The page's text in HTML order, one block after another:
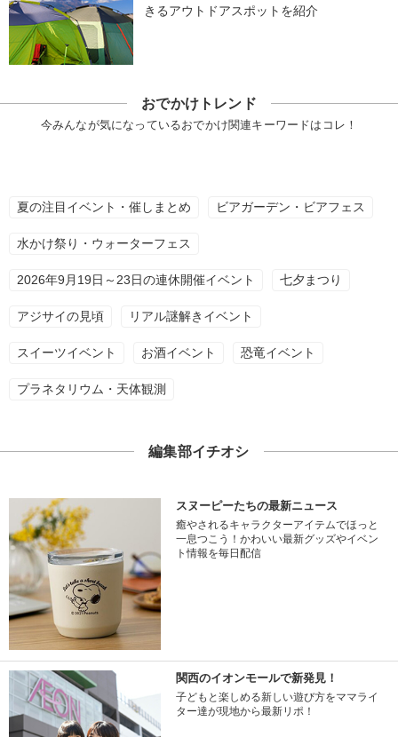
きるアウトドアスポットを紹介
おでかけトレンド
今みんなが気になっているおでかけ関連キーワードはコレ！
夏の注目イベント・催しまとめ ビアガーデン・ビアフェス
水かけ祭り・ウォーターフェス
2026年9月19日～23日の連休開催イベント 七夕まつり
アジサイの見頃 リアル謎解きイベント
スイーツイベント お酒イベント 恐竜イベント
プラネタリウム・天体観測
編集部イチオシ
スヌーピーたちの最新ニュース
癒やされるキャラクターアイテムでほっと
一息つこう！かわいい最新グッズやイベン
ト情報を毎日配信
関西のイオンモールで新発見！
子どもと楽しめる新しい遊び方をママライ
ター達が現地から最新リポ！